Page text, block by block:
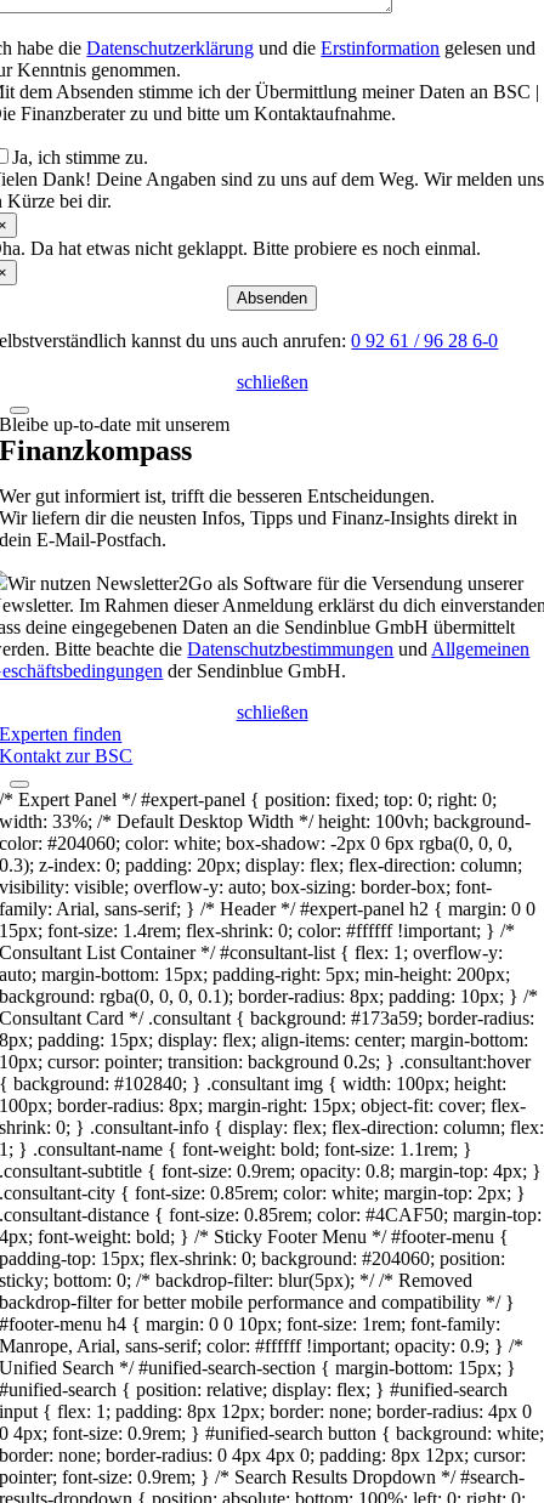
habe dieDatenschutzerklärung und dieErstinformation gelesen und
Kenntnis genommen.
dem Absenden stimme ich der Übermittlung meiner Daten an BSC |
Finanzberater zu und bitte um Kontaktaufnahme.
Ja, ich stimme zu.
Dank! Deine Angaben sind zu uns auf dem Weg. Wir melden uns
Kürze bei dir.
Da hat etwas nicht geklappt. Bitte probiere es noch einmal.
Absenden
kannst du uns auch anrufen:0 92 61 / 96 28 6-0
schließen
Bleibe up-to-date mit unserem
Finanzkompass
Wer gut informiert ist, trifft die besseren Entscheidungen.
Wir liefern dir die neusten Infos, Tipps und Finanz-Insights direkt in
dein E-Mail-Postfach.
Wir nutzen Newsletter2Go als Software für die Versendung unserer
Im Rahmen dieser Anmeldung erklärst du dich
deine eingegebenen Daten an die Sendinblue GmbH übermittelt
Bitte beachte dieDatenschutzbestimmungen und Allgemeinen
der Sendinblue GmbH.
schließen
Experten finden
Kontakt zur BSC
/* Expert Panel */ #expert-panel { position: fixed; top: 0; right: 0;
width: 33%; /* Default Desktop Width */ height: 100vh; background-
color: #204060; color: white; box-shadow: -2px 0 6px rgba(0, 0, 0,
0.3); z-index: 0; padding: 20px; display: flex; flex-direction: column;
visibility: visible; overflow-y: auto; box-sizing: border-box; font-
family: Arial, sans-serif; } /* Header */ #expert-panel h2 { margin: 0 0
15px; font-size: 1.4rem; flex-shrink: 0; color: #ffffff !important; } /*
Consultant List Container */ #consultant-list { flex: 1; overflow-y:
auto; margin-bottom: 15px; padding-right: 5px; min-height: 200px;
background: rgba(0, 0, 0, 0.1); border-radius: 8px; padding: 10px; } /*
Consultant Card */ .consultant { background: #173a59; border-radius:
8px; padding: 15px; display: flex; align-items: center; margin-bottom:
10px; cursor: pointer; transition: background 0.2s; } .consultant:hover
{ background: #102840; } .consultant img { width: 100px; height:
100px; border-radius: 8px; margin-right: 15px; object-fit: cover; flex-
shrink: 0; } .consultant-info { display: flex; flex-direction: column; flex:
1; } .consultant-name { font-weight: bold; font-size: 1.1rem; }
.consultant-subtitle { font-size: 0.9rem; opacity: 0.8; margin-top: 4px; }
.consultant-city { font-size: 0.85rem; color: white; margin-top: 2px; }
.consultant-distance { font-size: 0.85rem; color: #4CAF50; margin-top:
4px; font-weight: bold; } /* Sticky Footer Menu */ #footer-menu {
padding-top: 15px; flex-shrink: 0; background: #204060; position:
sticky; bottom: 0; /* backdrop-filter: blur(5px); */ /* Removed
backdrop-filter for better mobile performance and compatibility */ }
#footer-menu h4 { margin: 0 0 10px; font-size: 1rem; font-family:
Manrope, Arial, sans-serif; color: #ffffff !important; opacity: 0.9; } /*
Unified Search */ #unified-search-section { margin-bottom: 15px; }
#unified-search { position: relative; display: flex; } #unified-search
input { flex: 1; padding: 8px 12px; border: none; border-radius: 4px 0
0 4px; font-size: 0.9rem; } #unified-search button { background: white;
border: none; border-radius: 0 4px 4px 0; padding: 8px 12px; cursor:
pointer; font-size: 0.9rem; } /* Search Results Dropdown */ #search-
results-dropdown { position: absolute; bottom: 100%; left: 0; right: 0;